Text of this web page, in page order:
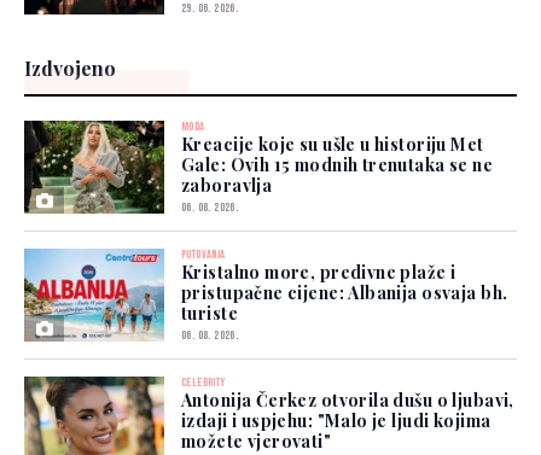
29. 06. 2026.
Izdvojeno
MODA
Kreacije koje su ušle u historiju Met
Gale: Ovih 15 modnih trenutaka se ne
zaboravlja
06. 08. 2026.
PUTOVANJA
Kristalno more, predivne plaže i
pristupačne cijene: Albanija osvaja bh.
turiste
06. 08. 2026.
CELEBRITY
Antonija Čerkez otvorila dušu o ljubavi,
izdaji i uspjehu: "Malo je ljudi kojima
možete vjerovati"